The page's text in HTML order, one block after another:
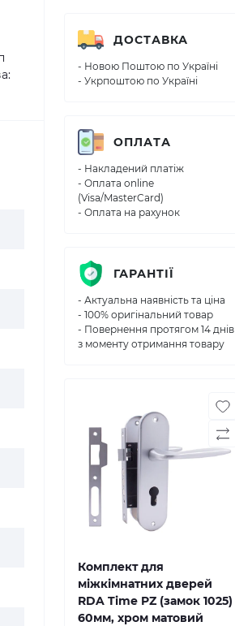
ДОСТАВКА
- Новою Поштою по Україні
- Укрпоштою по Україні
ОПЛАТА
- Накладений платіж
- Оплата online
(Visa/MasterCard)
- Оплата на рахунок
ГАРАНТІЇ
- Актуальна наявність та ціна
- 100% оригінальний товар
- Повернення протягом 14 днів
з моменту отримання товару
Комплект для
міжкімнатних дверей
RDA Time PZ (замок 1025)
60мм, хром матовий